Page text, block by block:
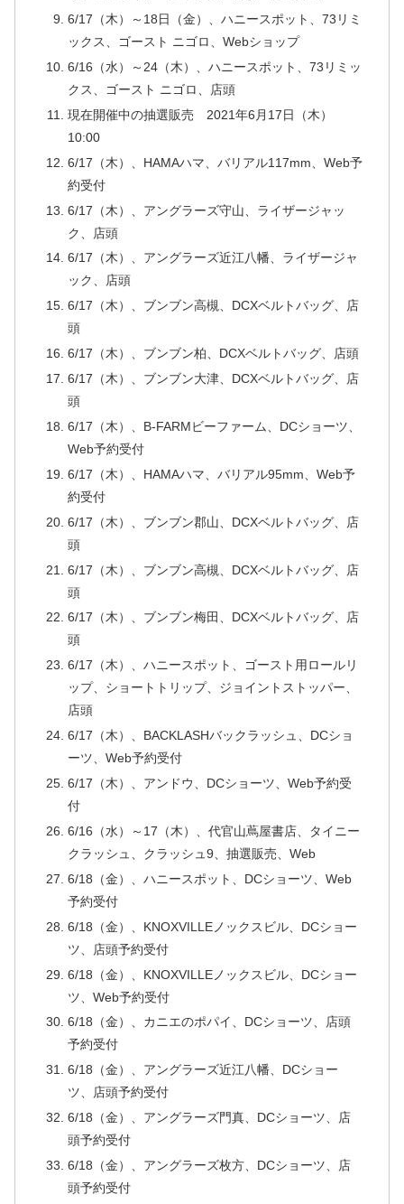
6/17（木）～18日（金）、ハニースポット、73リミ
ックス、ゴースト ニゴロ、Webショップ
6/16（水）～24（木）、ハニースポット、73リミッ
クス、ゴースト ニゴロ、店頭
現在開催中の抽選販売 2021年6月17日（木）
10:00
6/17（木）、HAMAハマ、バリアル117mm、Web予
約受付
6/17（木）、アングラーズ守山、ライザージャッ
ク、店頭
6/17（木）、アングラーズ近江八幡、ライザージャ
ック、店頭
6/17（木）、ブンブン高槻、DCXベルトバッグ、店
頭
6/17（木）、ブンブン柏、DCXベルトバッグ、店頭
6/17（木）、ブンブン大津、DCXベルトバッグ、店
頭
6/17（木）、B-FARMビーファーム、DCショーツ、
Web予約受付
6/17（木）、HAMAハマ、バリアル95mm、Web予
約受付
6/17（木）、ブンブン郡山、DCXベルトバッグ、店
頭
6/17（木）、ブンブン高槻、DCXベルトバッグ、店
頭
6/17（木）、ブンブン梅田、DCXベルトバッグ、店
頭
6/17（木）、ハニースポット、ゴースト用ロールリ
ップ、ショートトリップ、ジョイントストッパー、
店頭
6/17（木）、BACKLASHバックラッシュ、DCショ
ーツ、Web予約受付
6/17（木）、アンドウ、DCショーツ、Web予約受
付
6/16（水）～17（木）、代官山蔦屋書店、タイニー
クラッシュ、クラッシュ9、抽選販売、Web
6/18（金）、ハニースポット、DCショーツ、Web
予約受付
6/18（金）、KNOXVILLEノックスビル、DCショー
ツ、店頭予約受付
6/18（金）、KNOXVILLEノックスビル、DCショー
ツ、Web予約受付
6/18（金）、カニエのポパイ、DCショーツ、店頭
予約受付
6/18（金）、アングラーズ近江八幡、DCショー
ツ、店頭予約受付
6/18（金）、アングラーズ門真、DCショーツ、店
頭予約受付
6/18（金）、アングラーズ枚方、DCショーツ、店
頭予約受付